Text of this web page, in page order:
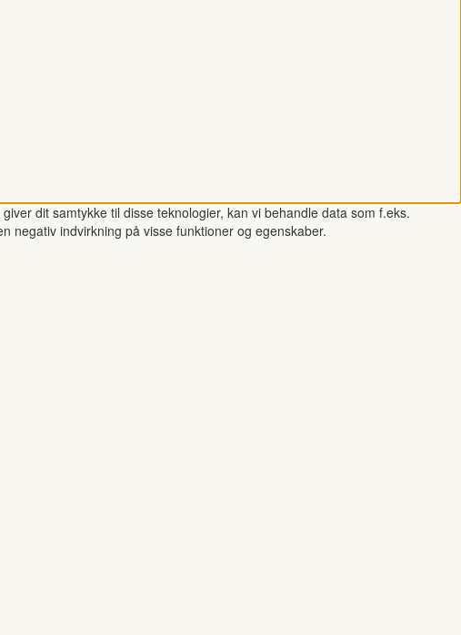
dit samtykke til disse teknologier, kan vi behandle data som f.eks.
negativ indvirkning på visse funktioner og egenskaber.